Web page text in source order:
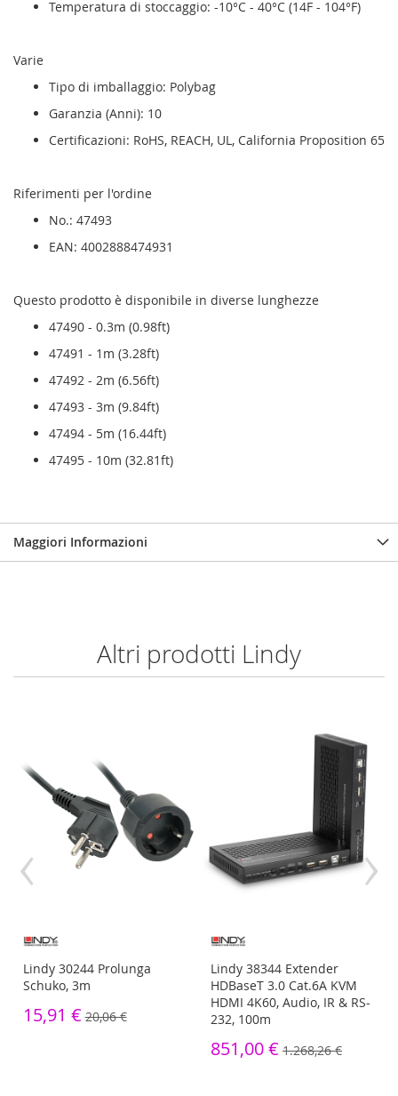
Temperatura di stoccaggio: -10°C - 40°C (14F - 104°F)
Varie
Tipo di imballaggio: Polybag
Garanzia (Anni): 10
Certificazioni: RoHS, REACH, UL, California Proposition 65
Riferimenti per l'ordine
No.: 47493
EAN: 4002888474931
Questo prodotto è disponibile in diverse lunghezze
47490 - 0.3m (0.98ft)
47491 - 1m (3.28ft)
47492 - 2m (6.56ft)
47493 - 3m (9.84ft)
47494 - 5m (16.44ft)
47495 - 10m (32.81ft)
Maggiori Informazioni
Altri prodotti Lindy
Lindy 30244 Prolunga
Schuko, 3m
15,91 € 20,06 €
Lindy 38344 Extender
HDBaseT 3.0 Cat.6A KVM
HDMI 4K60, Audio, IR & RS-
232, 100m
851,00 € 1.268,26 €
‹ ›